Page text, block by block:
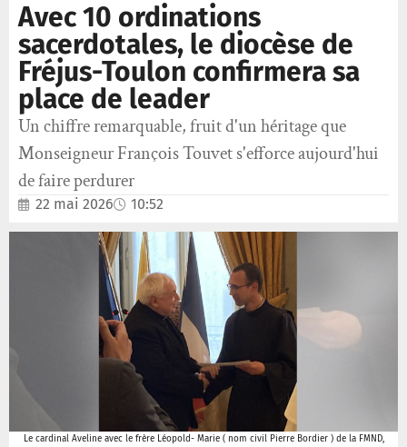
Avec 10 ordinations
sacerdotales, le diocèse de
Fréjus-Toulon confirmera sa
place de leader
Un chiffre remarquable, fruit d'un héritage que
Monseigneur François Touvet s'efforce aujourd'hui
de faire perdurer
22 mai 2026 10:52
Le cardinal Aveline avec le frère Léopold- Marie ( nom civil Pierre Bordier ) de la FMND,